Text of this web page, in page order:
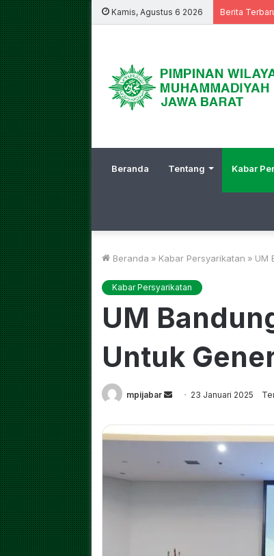
Kamis, Agustus 6 2026 Berita
Beranda Tentang Kabar
Beranda » Kabar Persyarikatan » UM
Kabar Persyarikatan
UM
Untuk
mpijabar
Send
email
23 Januari 2025